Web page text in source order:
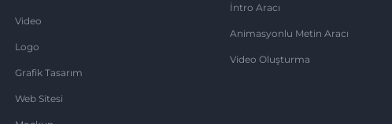
Video
Logo
Grafik Tasarım
Web Sitesi
İntro Aracı
Animasyonlu Metin Aracı
Video Oluşturma